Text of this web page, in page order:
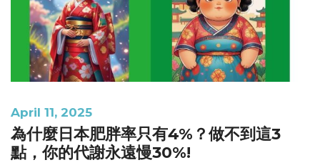
April 11, 2025
為什麼日本肥胖率只有4%？做不到這3
點，你的代謝永遠慢30%!